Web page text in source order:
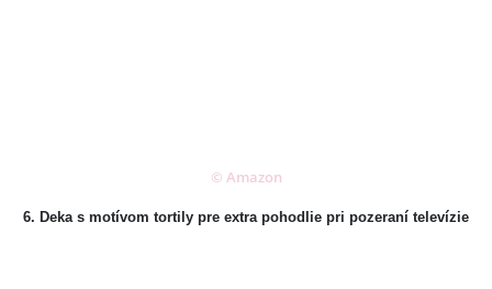
© Amazon
6. Deka s motívom tortily pre extra pohodlie pri pozeraní televízie